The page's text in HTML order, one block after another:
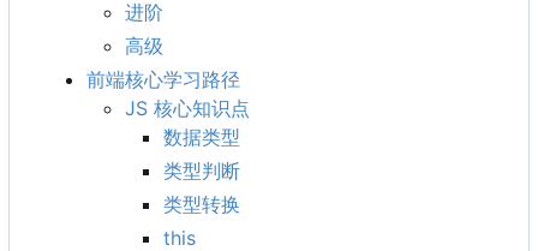
进阶
高级
前端核心学习路径
JS 核心知识点
数据类型
类型判断
类型转换
this